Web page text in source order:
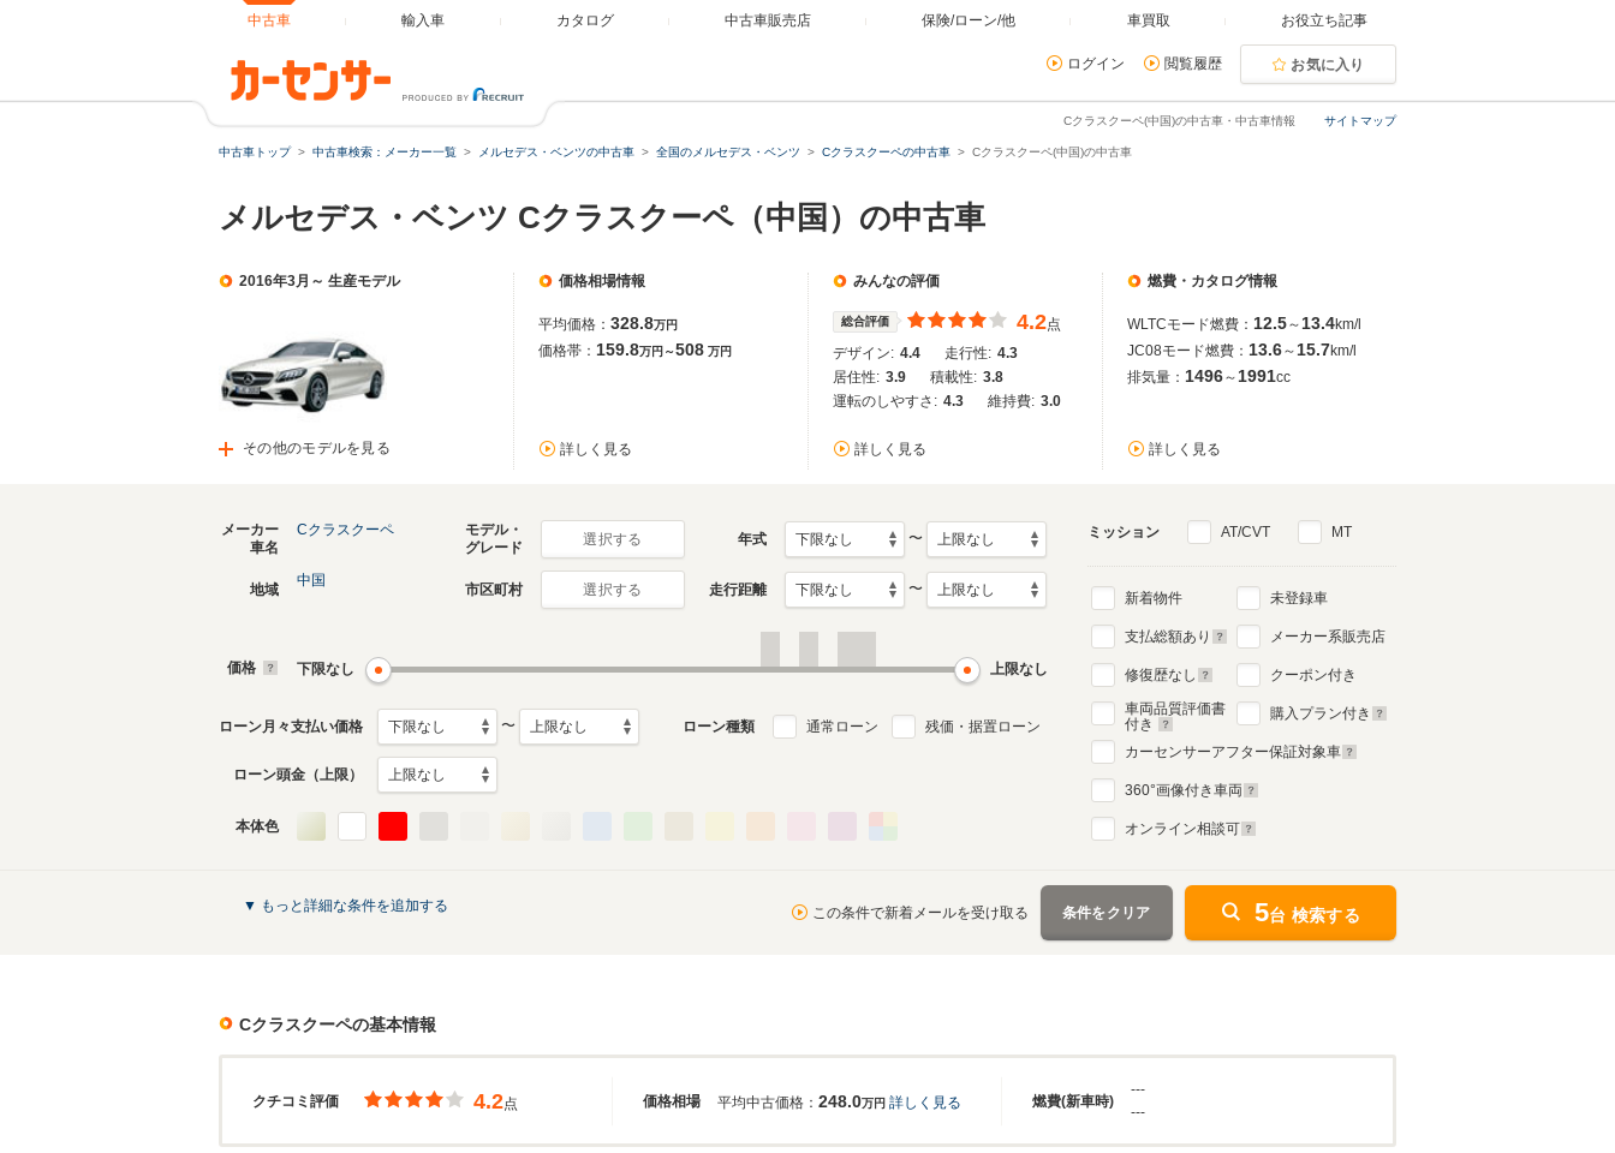
中古車 輸入車 カタログ 中古車販売店 保険/ローン/他 車買取 お役立ち記事
ログイン 閲覧履歴 お気に入り
サイトマップ
Cクラスクーペ(中国)の中古車・中古車情報
中古車トップ 中古車検索：メーカー一覧 メルセデス・ベンツの中古車 全国のメルセデス・ベンツ Cクラスクーペの中古車 Cクラスクーペ(中国)の中古車
メルセデス・ベンツ Cクラスクーペ（中国）の中古車
2016年3月～ 生産モデル
その他のモデルを見る
価格相場情報
平均価格： 328.8万円
価格帯： 159.8万円～508 万円
詳しく見る
みんなの評価
総合評価 4.2点
デザイン: 4.4 走行性: 4.3
居住性: 3.9 積載性: 3.8
運転のしやすさ: 4.3 維持費: 3.0
詳しく見る
燃費・カタログ情報
WLTCモード燃費： 12.5～ 13.4km/l
JC08モード燃費： 13.6～ 15.7km/l
排気量： 1496～ 1991cc
詳しく見る
Cクラスクーペのカタログを見る
メーカー
車名
Cクラスクーペ
モデル・
グレード
選択する 年式 〜
地域
中国
市区町村 選択する 走行距離 〜
価格 下限なし 上限なし
ローン月々支払い価格 〜 ローン種類 通常ローン 残価・据置ローン
ローン頭金（上限）
本体色
ミッション AT/CVT MT
新着物件
支払総額あり
修復歴なし
車両品質評価書
付き
未登録車
メーカー系販売店
クーポン付き
購入プラン付き
カーセンサーアフター保証対象車
360°画像付き車両
オンライン相談可
▼ もっと詳細な条件を追加する この条件で新着メールを受け取る 条件をクリア 5台 検索する
Cクラスクーペの基本情報
クチコミ評価 価格相場 燃費(新車時)
4.2点 平均中古価格： 248.0万円 詳しく見る
---
---